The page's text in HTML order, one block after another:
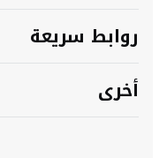
روابط سريعة
أخرى